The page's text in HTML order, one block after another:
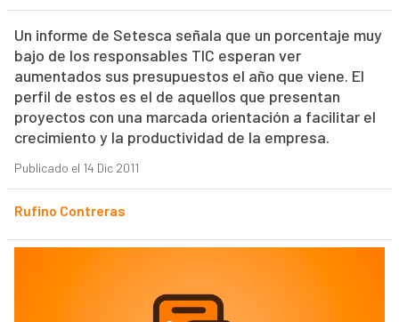
Un informe de Setesca señala que un porcentaje muy
bajo de los responsables TIC esperan ver
aumentados sus presupuestos el año que viene. El
perfil de estos es el de aquellos que presentan
proyectos con una marcada orientación a facilitar el
crecimiento y la productividad de la empresa.
Publicado el 14 Dic 2011
Rufino Contreras